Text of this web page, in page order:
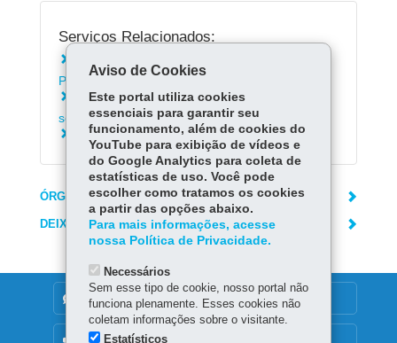
Serviços Relacionados:
Consultar navios em operação nos Portos do
Paraná
Consultar empresas que operam e prestam
serviço nos Portos de Paranaguá e Antonina
Consultar tarifas portuárias
ÓRGÃO RESPONSÁVEL
DEIXE SUA OPINIÃO
DENUNCIE CORRUPÇÃO
OUVIDORIA
Aviso de Cookies
Este portal utiliza cookies
essenciais para garantir seu
funcionamento, além de cookies do
YouTube para exibição de vídeos e
do Google Analytics para coleta de
estatísticas de uso. Você pode
escolher como tratamos os cookies
a partir das opções abaixo.
Para mais informações, acesse
nossa Política de Privacidade.
Necessários
Sem esse tipo de cookie, nosso portal não
funciona plenamente. Esses cookies não
coletam informações sobre o visitante.
Estatísticos